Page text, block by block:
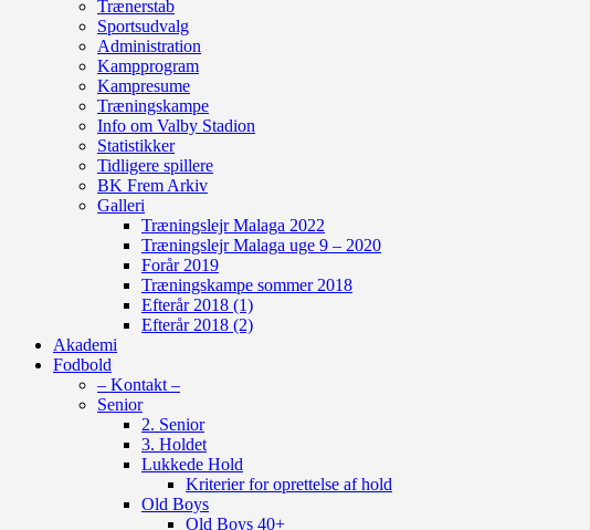
Trænerstab
Sportsudvalg
Administration
Kampprogram
Kampresume
Træningskampe
Info om Valby Stadion
Statistikker
Tidligere spillere
BK Frem Arkiv
Galleri
Træningslejr Malaga 2022
Træningslejr Malaga uge 9 – 2020
Forår 2019
Træningskampe sommer 2018
Efterår 2018 (1)
Efterår 2018 (2)
Akademi
Fodbold
– Kontakt –
Senior
2. Senior
3. Holdet
Lukkede Hold
Kriterier for oprettelse af hold
Old Boys
Old Boys 40+